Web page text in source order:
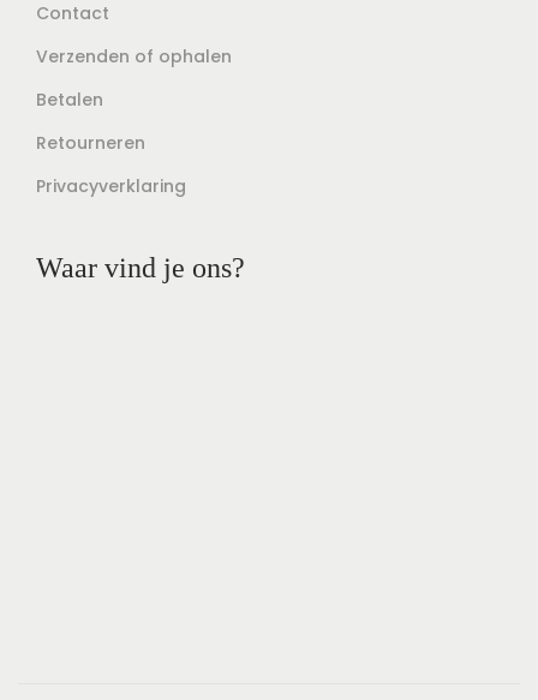
Contact
Verzenden of ophalen
Betalen
Retourneren
Privacyverklaring
Waar vind je ons?